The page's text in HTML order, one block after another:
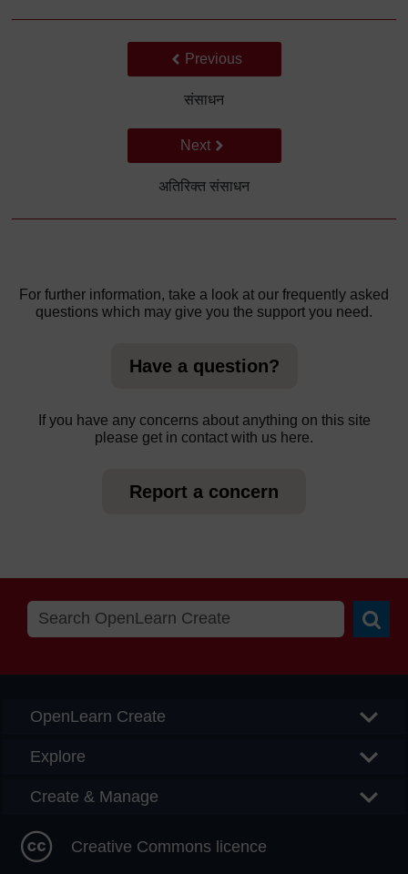
Back to previous page
Previous
संसाधन
Go to next page
Next
अतिरिक्त संसाधन
For further information, take a look at our frequently asked
questions which may give you the support you need.
Have a question?
If you have any concerns about anything on this site
please get in contact with us here.
Report a concern
OpenLearn Create
Explore
Create & Manage
Creative Commons licence